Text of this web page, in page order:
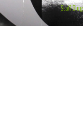
Staff Blog